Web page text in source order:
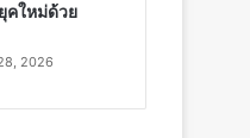
คใหม่ด้วย
2026